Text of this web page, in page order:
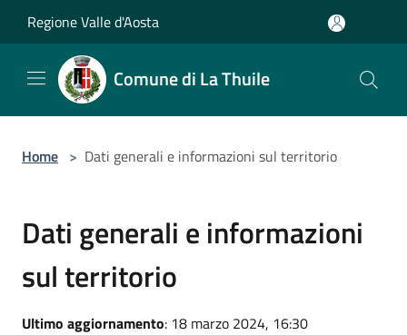
Regione Valle d'Aosta
Comune di La Thuile
Home > Dati generali e informazioni sul territorio
Dati generali e informazioni
sul territorio
Ultimo aggiornamento: 18 marzo 2024, 16:30